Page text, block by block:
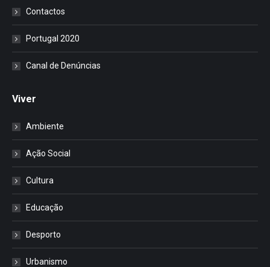
Contactos
Portugal 2020
Canal de Denúncias
Viver
Ambiente
Ação Social
Cultura
Educação
Desporto
Urbanismo